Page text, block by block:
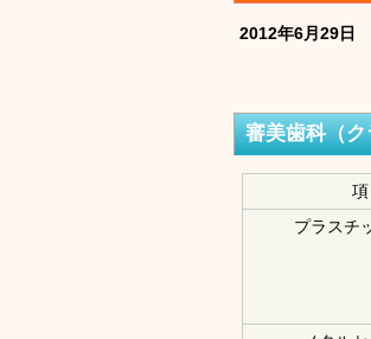
2012年6月29日
審美歯科（
項
プラスチ